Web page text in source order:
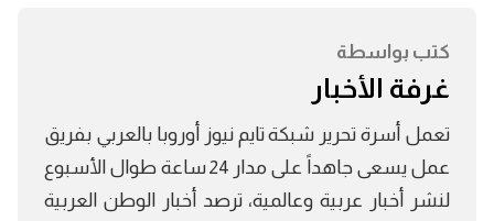
كتب بواسطة
غرفة الأخبار
تعمل أسرة تحرير شبكة تايم نيوز أوروبا بالعربي بفريق
عمل يسعى جاهداً على مدار 24 ساعة طوال الأسبوع
لنشر أخبار عربية وعالمية، ترصد أخبار الوطن العربية